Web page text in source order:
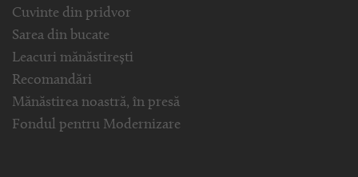
Cuvinte din pridvor
Sarea din bucate
Leacuri mănăstirești
Recomandări
Mănăstirea noastră, în presă
Fondul pentru Modernizare